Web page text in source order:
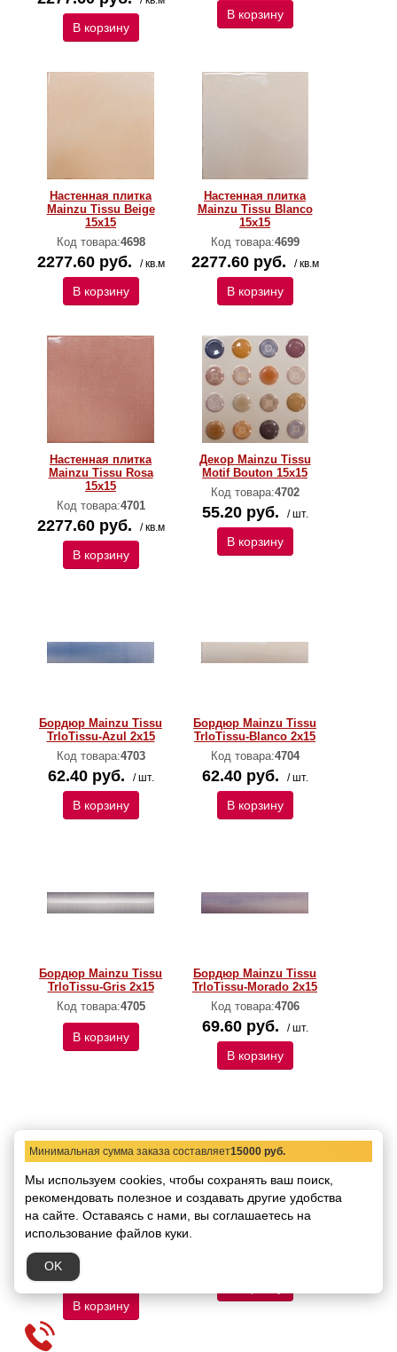
В корзину
В корзину
Настенная плитка
Mainzu Tissu Beige
15x15
Код товара:4698
2277.60 руб. / кв.м
В корзину
Настенная плитка
Mainzu Tissu Blanco
15x15
Код товара:4699
2277.60 руб. / кв.м
В корзину
Настенная плитка
Mainzu Tissu Rosa
15x15
Код товара:4701
2277.60 руб. / кв.м
В корзину
Декор Mainzu Tissu
Motif Bouton 15x15
Код товара:4702
55.20 руб. / шт.
В корзину
Бордюр Mainzu Tissu
TrloTissu-Azul 2x15
Код товара:4703
62.40 руб. / шт.
В корзину
Бордюр Mainzu Tissu
TrloTissu-Blanco 2x15
Код товара:4704
62.40 руб. / шт.
В корзину
Бордюр Mainzu Tissu
TrloTissu-Gris 2x15
Код товара:4705
В корзину
Бордюр Mainzu Tissu
TrloTissu-Morado 2x15
Код товара:4706
69.60 руб. / шт.
В корзину
Бордюр Mainzu Tissu
TrloTissu-Rosa 2x15
Код товара:
62.40 руб.
В корзину
Бордюр Mainzu Tissu
Минимальная сумма заказа составляет15000 руб.
Мы используем cookies, чтобы сохранять ваш поиск,
рекомендовать полезное и создавать другие удобства
на сайте. Оставаясь с нами, вы соглашаетесь на
использование файлов куки.
OK